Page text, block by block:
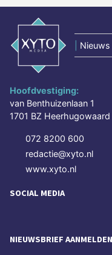
Hoofdvestiging:
van Benthuizenlaan 1
1701 BZ Heerhugowaard
072 8200 600
redactie@xyto.nl
www.xyto.nl
SOCIAL MEDIA
NIEUWSBRIEF AANMELDEN